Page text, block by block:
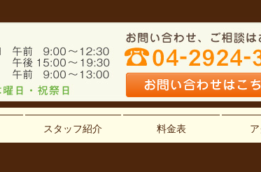
スタッフ紹介 料金表